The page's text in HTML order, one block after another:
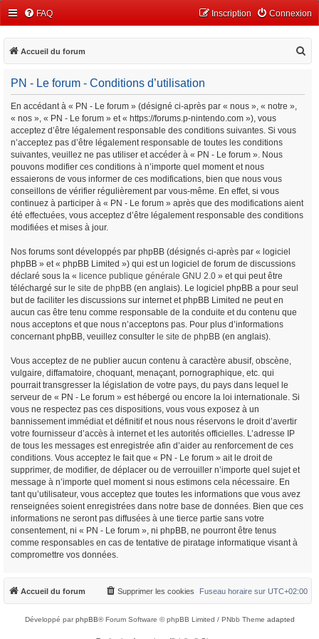
FAQ Connexion
Inscription
Accueil du forum
PN - Le forum - Conditions d’utilisation
En accédant à « PN - Le forum » (désigné ci-après par « nous », « notre »,
« nos », « PN - Le forum » et « https://forums.p-nintendo.com »), vous
acceptez d’être légalement responsable des conditions suivantes. Si vous
n’acceptez pas d’être légalement responsable de toutes les conditions
suivantes, veuillez ne pas utiliser et accéder à « PN - Le forum ». Nous
pouvons modifier ces conditions à n’importe quel moment et nous
essaierons de vous informer de ces modifications, bien que nous vous
conseillons de vérifier régulièrement par vous-même. En effet, si vous
continuez à participer à « PN - Le forum » après que des modifications aient
été effectuées, vous acceptez d’être légalement responsable des conditions
modifiées et mises à jour.
Nos forums sont développés par phpBB (désignés ci-après par « logiciel
phpBB » et « phpBB Limited ») qui est un logiciel de forum de discussions
déclaré sous la « licence publique générale GNU 2.0 » et qui peut être
téléchargé sur le site de phpBB (en anglais). Le logiciel phpBB a pour seul
but de faciliter les discussions sur internet et phpBB Limited ne peut en
aucun cas être tenu comme responsable de la conduite et du contenu que
nous acceptons et que nous n’acceptons pas. Pour plus d’informations
concernant phpBB, veuillez consulter le site de phpBB (en anglais).
Vous acceptez de ne publier aucun contenu à caractère abusif, obscène,
vulgaire, diffamatoire, choquant, menaçant, pornographique, etc. qui
pourrait transgresser la législation de votre pays, du pays dans lequel le
serveur de « PN - Le forum » est hébergé ou encore la loi internationale. Si
vous ne respectez pas ces dispositions, vous vous exposez à un
bannissement immédiat et définitif et nous nous réservons le droit d’avertir
votre fournisseur d’accès à internet et les autorités officielles. L’adresse IP
de tous les messages est enregistrée afin d’aider au renforcement de ces
conditions. Vous acceptez le fait que « PN - Le forum » ait le droit de
supprimer, de modifier, de déplacer ou de verrouiller n’importe quel sujet et
message à n’importe quel moment si nous estimons cela nécessaire. En
tant qu’utilisateur, vous acceptez que toutes les informations que vous avez
renseignées soient enregistrées dans notre base de données. Bien que ces
informations ne seront pas diffusées à une tierce partie sans votre
consentement, ni « PN - Le forum », ni phpBB, ne pourront être tenus
comme responsables en cas de tentative de piratage informatique visant à
compromettre vos données.
Accueil du forum Fuseau horaire sur UTC+02:00
Supprimer les cookies
Développé parphpBB® Forum Software © phpBB Limited / PNbb Theme adapted